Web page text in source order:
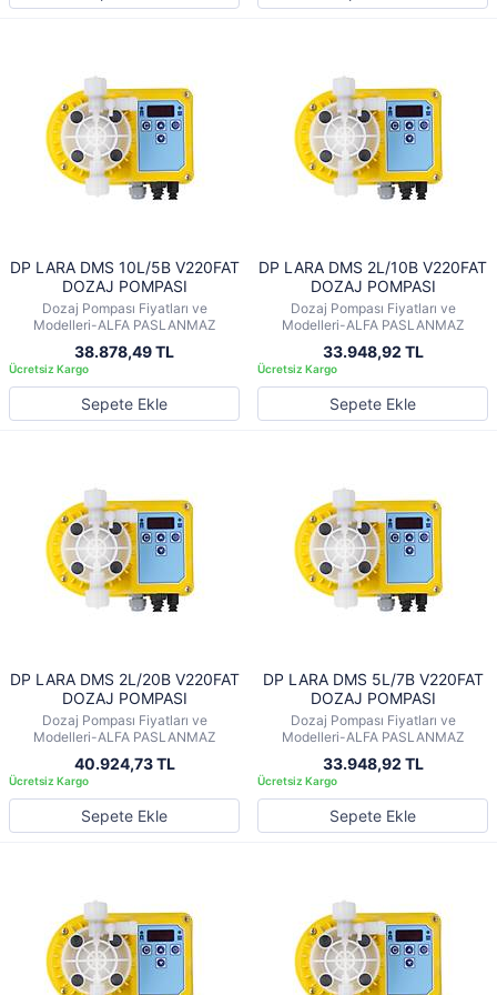
DP LARA DMS 10L/5B V220FAT
DOZAJ POMPASI
Dozaj Pompası Fiyatları ve
Modelleri-ALFA PASLANMAZ
38.878,49 TL
Sepete Ekle
DP LARA DMS 2L/10B V220FAT
DOZAJ POMPASI
Dozaj Pompası Fiyatları ve
Modelleri-ALFA PASLANMAZ
33.948,92 TL
Sepete Ekle
DP LARA DMS 2L/20B V220FAT
DOZAJ POMPASI
Dozaj Pompası Fiyatları ve
Modelleri-ALFA PASLANMAZ
40.924,73 TL
Sepete Ekle
DP LARA DMS 5L/7B V220FAT
DOZAJ POMPASI
Dozaj Pompası Fiyatları ve
Modelleri-ALFA PASLANMAZ
33.948,92 TL
Sepete Ekle